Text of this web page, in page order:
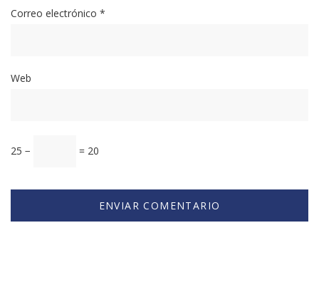
Correo electrónico *
Web
25 − = 20